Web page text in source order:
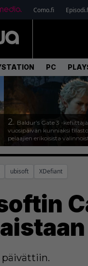
Como.fi
PC
2. Baldur’s Gate 3 -
vuosipäivän kunniaksi
pelaajien erikoisista
ubisoft XDefiant